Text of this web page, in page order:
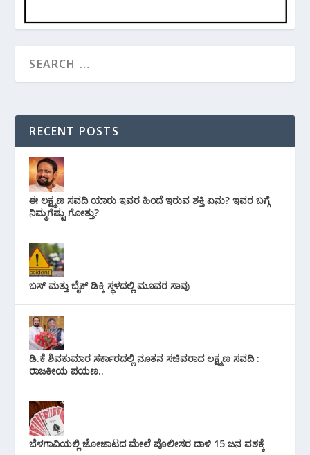
RECENT POSTS
ಈ ಲಕ್ಷ್ಮಣ ಸವದಿ ಯಾರು ಇವರ ಹಿಂದೆ ಇರುವ ಶಕ್ತಿ ಏನು? ಇವರ ಬಗ್ಗೆ
ನಿಮ್ಮಗೆಷ್ಟು ಗೋತ್ತು?
ಬಸ್ ಮತ್ತು ಬೈಕ್ ಡಿಕ್ಕಿ ಸ್ಥಳದಲ್ಲಿ ಮೂವರ ಸಾವು
ಡಿ.ಕೆ ಶಿವಕುಮಾರ ಸರ್ಕಾರದಲ್ಲಿ ನೂತನ ಸಚಿವರಾದ ಲಕ್ಷ್ಮಣ ಸವದಿ :
ರಾಜಕೀಯ ಪಯಣ..
ಬೆಳಗಾವಿಯಲ್ಲಿ ಜೋಜಾಟದ ಮೇಲೆ ಪೊಲೀಸರ ದಾಳಿ 15 ಜನ ವಶಕ್ಕೆ